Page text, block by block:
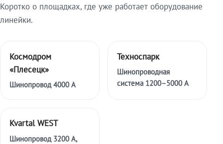
Коротко о площадках, где уже работает оборудование
линейки.
Космодром
«Плесецк»
Шинопровод 4000 А
Техноспарк
Шинопроводная
система 1200–5000 А
Kvartal WEST
Шинопровод 3200 А,